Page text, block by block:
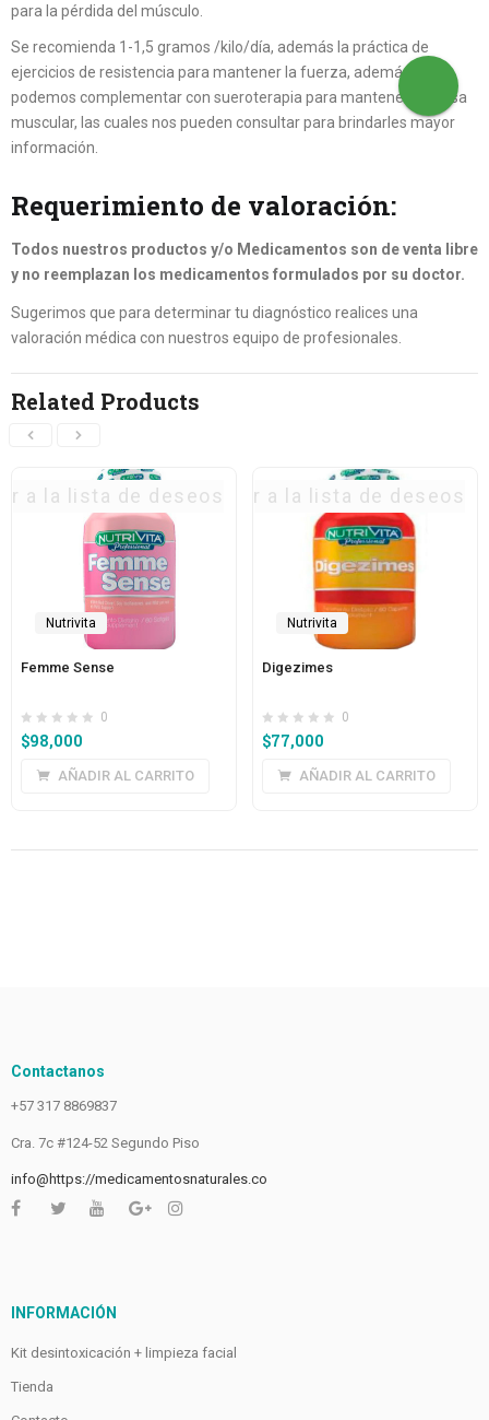
para la pérdida del músculo.
Se recomienda 1-1,5 gramos /kilo/día, además la práctica de
ejercicios de resistencia para mantener la fuerza, además
podemos complementar con sueroterapia para mantener la masa
muscular, las cuales nos pueden consultar para brindarles mayor
información.
Requerimiento de valoración:
Todos nuestros productos y/o Medicamentos son de venta libre
y no reemplazan los medicamentos formulados por su doctor.
Sugerimos que para determinar tu diagnóstico realices una
valoración médica con nuestros equipo de profesionales.
Related Products
Nutrivita
a la lista de deseos
Femme Sense
0
$98,000
AÑADIR AL CARRITO
Nutrivita
Agregar a la lista de deseos
Digezimes
0
$77,000
AÑADIR AL CARRITO
Contactanos
+57 317 8869837
Cra. 7c #124-52 Segundo Piso
info@https://medicamentosnaturales.co
INFORMACIÓN
Kit desintoxicación + limpieza facial
Tienda